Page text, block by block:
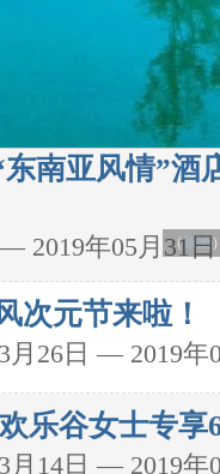
南亚风情”酒
2019年05月31日
（旅游
次元节来啦！
月26日 — 2019年
乐谷女士专享
月14日 — 2019年